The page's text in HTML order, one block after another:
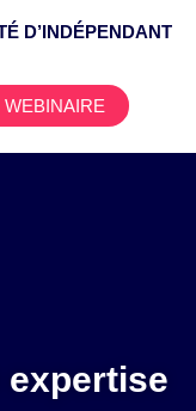
D’INDÉPENDANT
expertise